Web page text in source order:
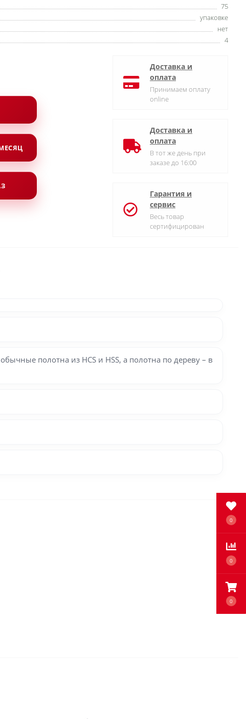
0
0
0
75
упаковке
нет
4
Доставка и
оплата
Принимаем оплату
online
Доставка и
оплата
В тот же день при
заказе до 16:00
Гарантия и
сервис
Весь товар
сертифицирован
полотна из HCS и HSS, а полотна по дереву – в